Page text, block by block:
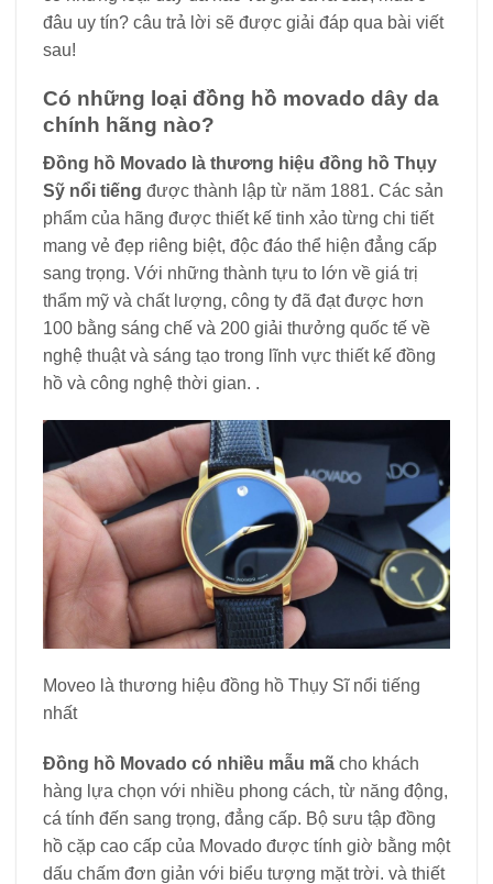
đâu uy tín? câu trả lời sẽ được giải đáp qua bài viết
sau!
Có những loại đồng hồ movado dây da
chính hãng nào?
Đồng hồ Movado là thương hiệu đồng hồ Thụy
Sỹ nổi tiếng được thành lập từ năm 1881. Các sản
phẩm của hãng được thiết kế tinh xảo từng chi tiết
mang vẻ đẹp riêng biệt, độc đáo thể hiện đẳng cấp
sang trọng. Với những thành tựu to lớn về giá trị
thẩm mỹ và chất lượng, công ty đã đạt được hơn
100 bằng sáng chế và 200 giải thưởng quốc tế về
nghệ thuật và sáng tạo trong lĩnh vực thiết kế đồng
hồ và công nghệ thời gian. .
Moveo là thương hiệu đồng hồ Thụy Sĩ nổi tiếng
nhất
Đồng hồ Movado có nhiều mẫu mã cho khách
hàng lựa chọn với nhiều phong cách, từ năng động,
cá tính đến sang trọng, đẳng cấp. Bộ sưu tập đồng
hồ cặp cao cấp của Movado được tính giờ bằng một
dấu chấm đơn giản với biểu tượng mặt trời. và thiết